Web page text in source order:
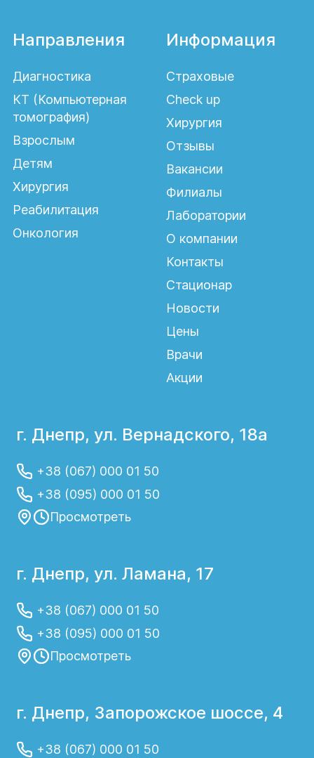
Направления
Диагностика
КТ (Компьютерная
томография)
Взрослым
Детям
Хирургия
Реабилитация
Онкология
Информация
Страховые
Check up
Хирургия
Отзывы
Вакансии
Филиалы
Лаборатории
О компании
Контакты
Стационар
Новости
Цены
Врачи
Акции
г. Днепр, ул. Вернадского, 18а
+38 (067) 000 01 50
+38 (095) 000 01 50
Просмотреть
г. Днепр, ул. Ламана, 17
+38 (067) 000 01 50
+38 (095) 000 01 50
Просмотреть
г. Днепр, Запорожское шоссе, 4
+38 (067) 000 01 50